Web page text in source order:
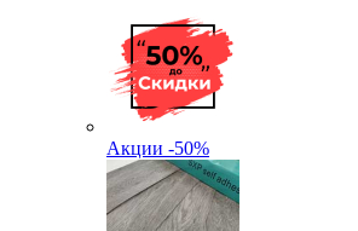
Акции -50%